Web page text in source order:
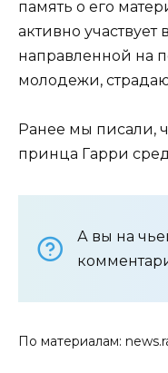
память о его
активно участвует
направленной на
молодежи,
Ранее мы писали,
принца Гарри
А вы на
По материалам: